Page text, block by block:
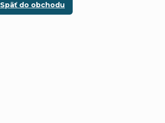
Späť do obchodu